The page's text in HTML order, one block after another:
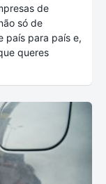
de
só de
país para país e,
queres